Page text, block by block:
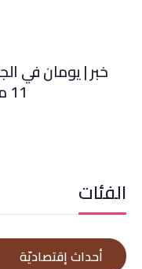
11 مصاباً وحفّارة 👇
الفئات
أحداث إقتصاديّة